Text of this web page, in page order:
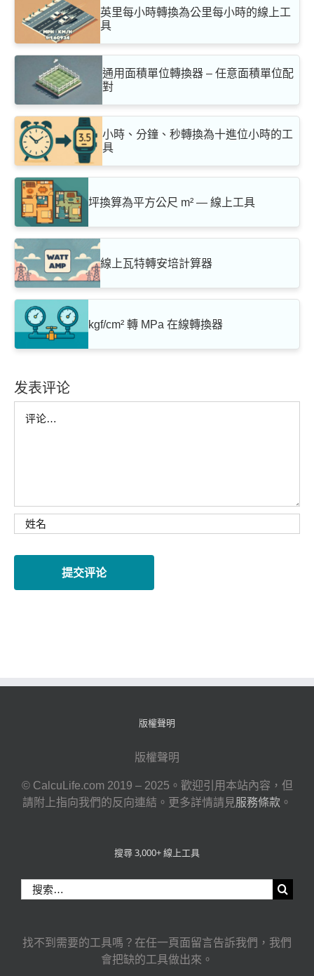
英里每小時轉換為公里每小時的線上工
具
通用面積單位轉換器 – 任意面積單位配
對
小時、分鐘、秒轉換為十進位小時的工
具
坪換算為平方公尺 m² — 線上工具
線上瓦特轉安培計算器
kgf/cm² 轉 MPa 在線轉換器
发表评论
版權聲明
版權聲明
© CalcuLife.com 2019 – 2025。歡迎引用本站內容，但
請附上指向我們的反向連結。更多詳情請見服務條款 。
搜尋 3,000+ 線上工具
索
果：
找不到需要的工具嗎？在任一頁面留言告訴我們，我們
會把缺的工具做出來。